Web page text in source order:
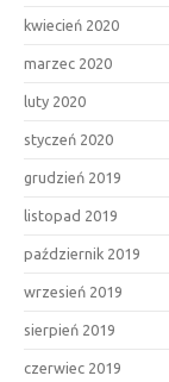
kwiecień 2020
marzec 2020
luty 2020
styczeń 2020
grudzień 2019
listopad 2019
październik 2019
wrzesień 2019
sierpień 2019
czerwiec 2019